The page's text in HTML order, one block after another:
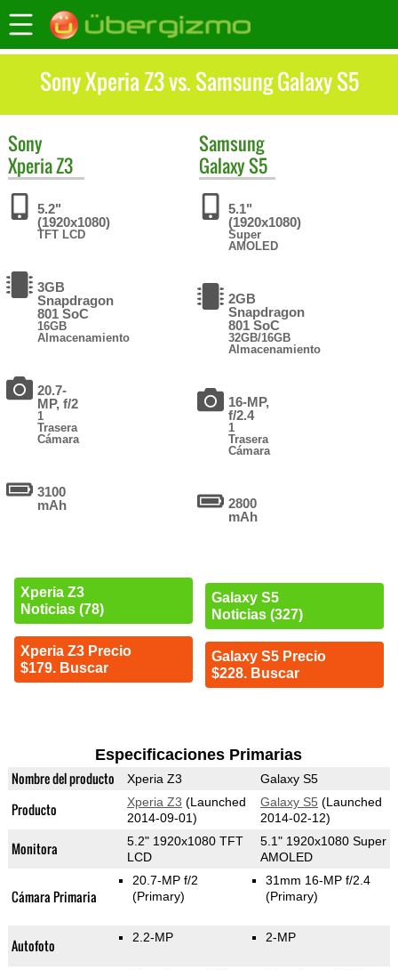
Sony Xperia Z3 vs. Samsung Galaxy S5
Sony
Xperia Z3
5.2"
(1920x1080)
TFT LCD
3GB
Snapdragon
801 SoC
16GB
Almacenamiento
20.7-
MP, f/2
1
Trasera
Cámara
3100
mAh
Xperia Z3
Noticias (78)
Xperia Z3 Precio
$179. Buscar
Samsung
Galaxy S5
5.1"
(1920x1080)
Super
AMOLED
2GB
Snapdragon
801 SoC
32GB/16GB
Almacenamiento
16-MP,
f/2.4
1
Trasera
Cámara
2800
mAh
Galaxy S5
Noticias (327)
Galaxy S5 Precio
$228. Buscar
Especificaciones Primarias
Nombre del producto Xperia Z3 Galaxy S5
Producto Xperia Z3 (Launched
2014-09-01)
Galaxy S5 (Launched
2014-02-12)
Monitora
5.2" 1920x1080 TFT
LCD
5.1" 1920x1080 Super
AMOLED
Cámara Primaria
20.7-MP f/2
(Primary)
31mm 16-MP f/2.4
(Primary)
Autofoto 2.2-MP 2-MP